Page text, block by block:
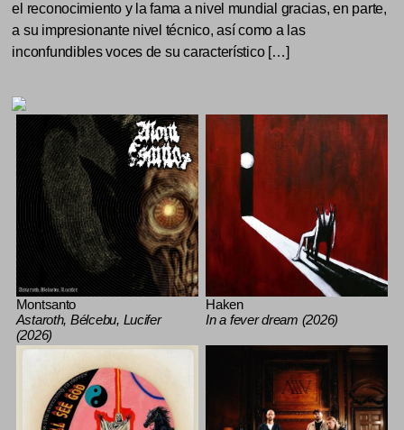
el reconocimiento y la fama a nivel mundial gracias, en parte,
a su impresionante nivel técnico, así como a las
inconfundibles voces de su característico […]
Montsanto
Astaroth, Bélcebu, Lucifer
(2026)
Haken
In a fever dream (2026)